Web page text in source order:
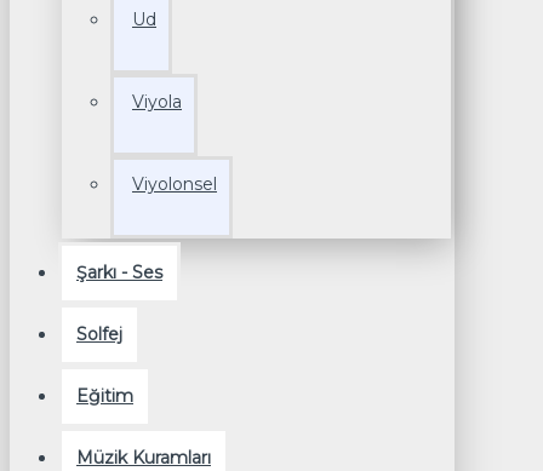
Ud
Viyola
Viyolonsel
Şarkı - Ses
Solfej
Eğitim
Müzik Kuramları